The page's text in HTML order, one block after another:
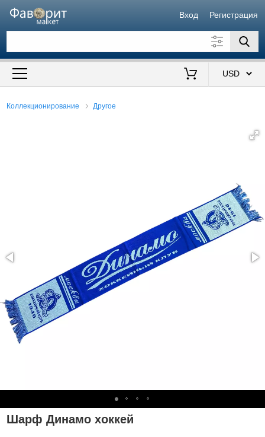
Вход Регистрация
Искать также в описании
Коллекционирование Другое
Шарф Динамо хоккей